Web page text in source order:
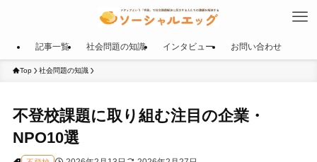
記事一覧 社会問題の知識 インタビュー お問い合わせ
Top 社会問題の知識
不登校課題に取り組む注目の企業・
NPO10選